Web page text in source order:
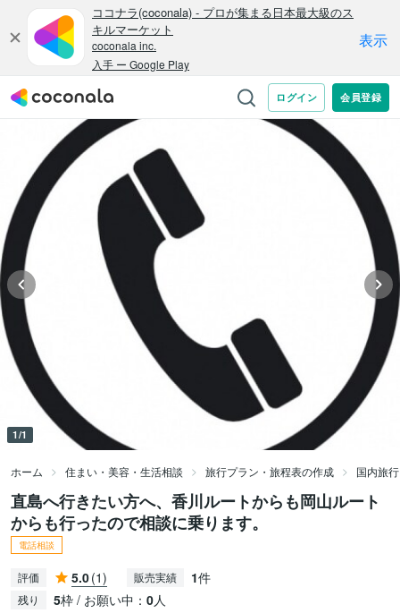
1/1
ホーム 住まい・美容・生活相談 旅行プラン・旅程表の作成 国内旅
直島へ行きたい方へ、香川ルートからも岡山ルート
からも行ったので相談に乗ります。
電話相談
評価 5.0(1) 販売実績 1件
残り 5枠 / お願い中： 0人